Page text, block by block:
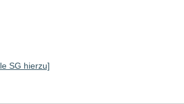
SG hierzu]